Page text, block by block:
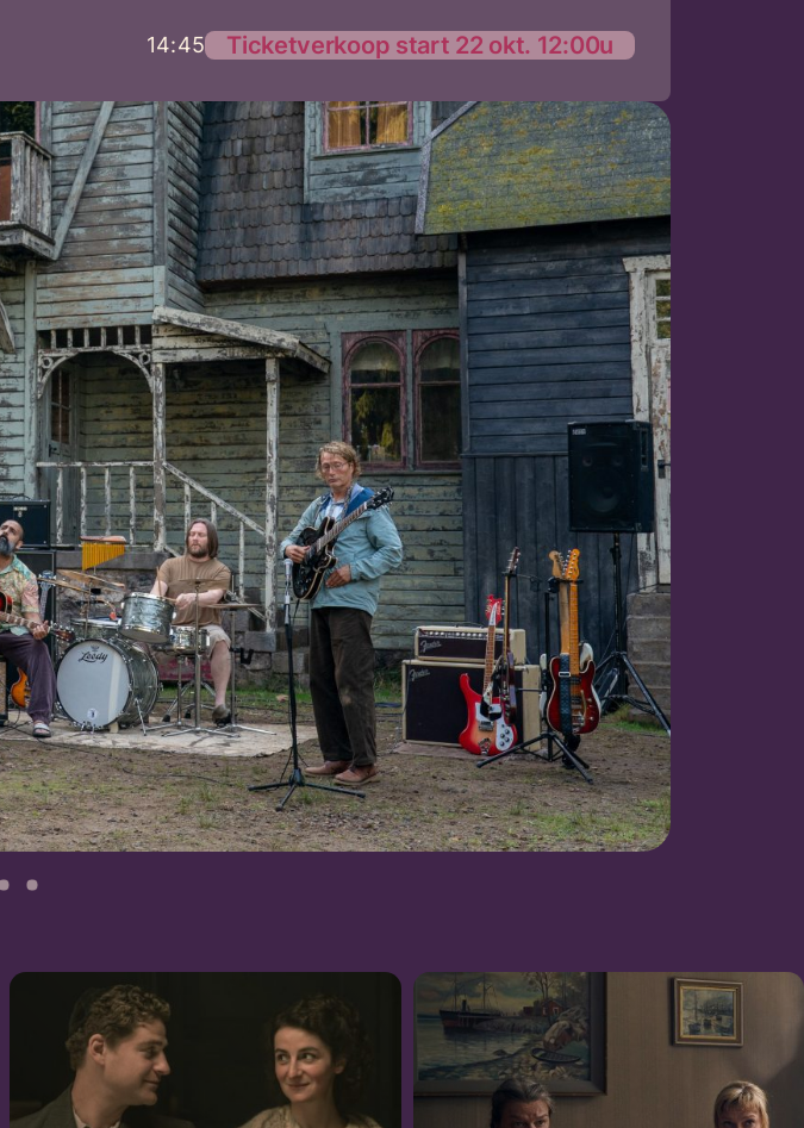
14:45 Ticketverkoop start 22 okt. 12:00u